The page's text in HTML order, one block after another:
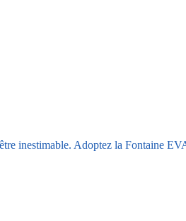
inestimable. Adoptez la Fontaine